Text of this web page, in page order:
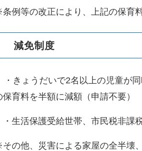
例等の改正により、上記の保育
減免制度
・きょうだいで2名以上の児童が
保育料を半額に減額（申請不要）
生活保護受給世帯、市民税非課
の他、災害による家屋の全半壊